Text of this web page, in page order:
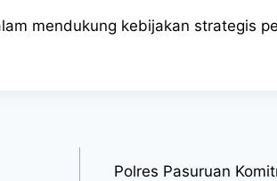
mendukung kebijakan strategis
Polres Pasuruan